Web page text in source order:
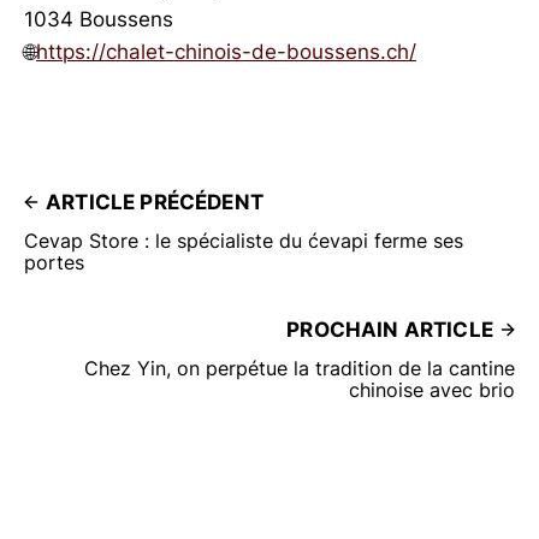
1034 Boussens
🌐https://chalet-chinois-de-boussens.ch/
ARTICLE PRÉCÉDENT
Cevap Store : le spécialiste du ćevapi ferme ses
portes
PROCHAIN ARTICLE
Chez Yin, on perpétue la tradition de la cantine
chinoise avec brio